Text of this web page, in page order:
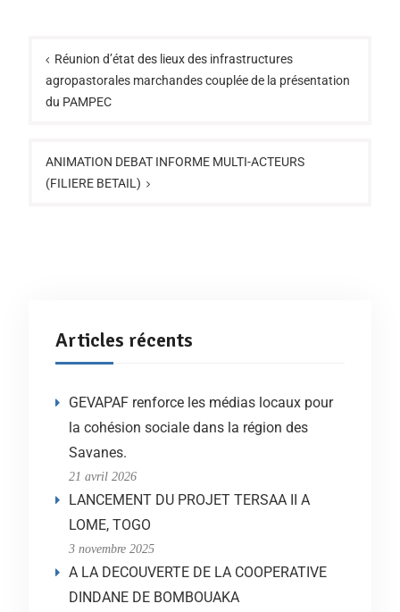
Réunion d’état des lieux des infrastructures
agropastorales marchandes couplée de la présentation
du PAMPEC
ANIMATION DEBAT INFORME MULTI-ACTEURS
(FILIERE BETAIL)
Articles récents
GEVAPAF renforce les médias locaux pour
la cohésion sociale dans la région des
Savanes.
21 avril 2026
LANCEMENT DU PROJET TERSAA II A
LOME, TOGO
3 novembre 2025
A LA DECOUVERTE DE LA COOPERATIVE
DINDANE DE BOMBOUAKA